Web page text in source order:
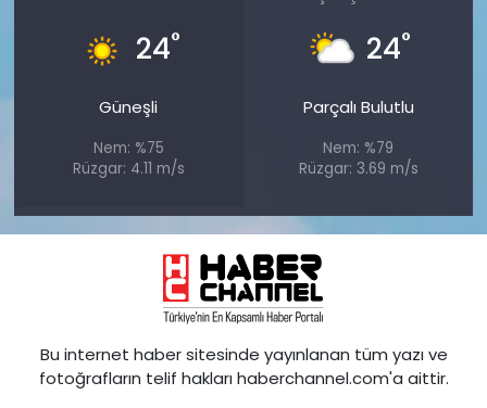
24°
Güneşli
Nem: %75
Rüzgar: 4.11 m/s
24°
Parçalı Bulutlu
Nem: %79
Rüzgar: 3.69 m/s
Bu internet haber sitesinde yayınlanan tüm yazı ve
fotoğrafların telif hakları haberchannel.com'a aittir.